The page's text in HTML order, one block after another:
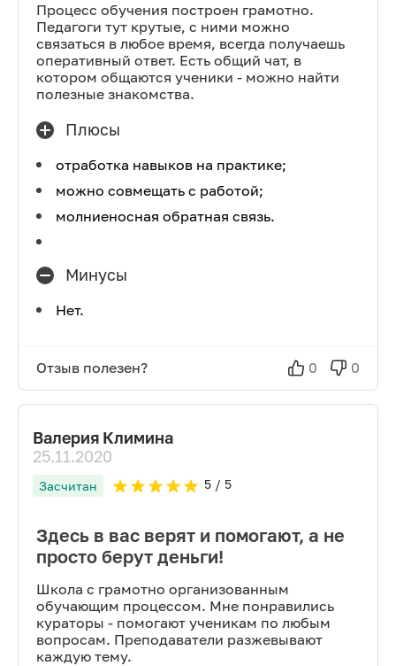
Процесс обучения построен грамотно.
Педагоги тут крутые, с ними можно
связаться в любое время, всегда получаешь
оперативный ответ. Есть общий чат, в
котором общаются ученики - можно найти
полезные знакомства.
Плюсы
отработка навыков на практике;
можно совмещать с работой;
молниеносная обратная связь.
Минусы
Нет.
Отзыв полезен? 0 0
Валерия Климина
25.11.2020
Засчитан 5/ 5
Здесь в вас верят и помогают, а не
просто берут деньги!
Школа с грамотно организованным
обучающим процессом. Мне понравились
кураторы - помогают ученикам по любым
вопросам. Преподаватели разжевывают
каждую тему.